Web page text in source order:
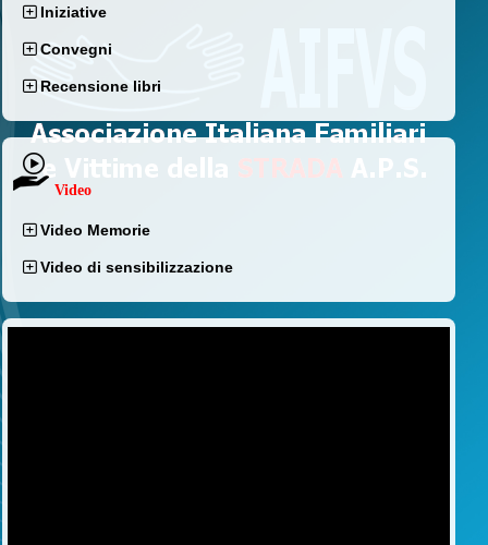
Iniziative
Convegni
Recensione libri
Video
Video Memorie
Video di sensibilizzazione